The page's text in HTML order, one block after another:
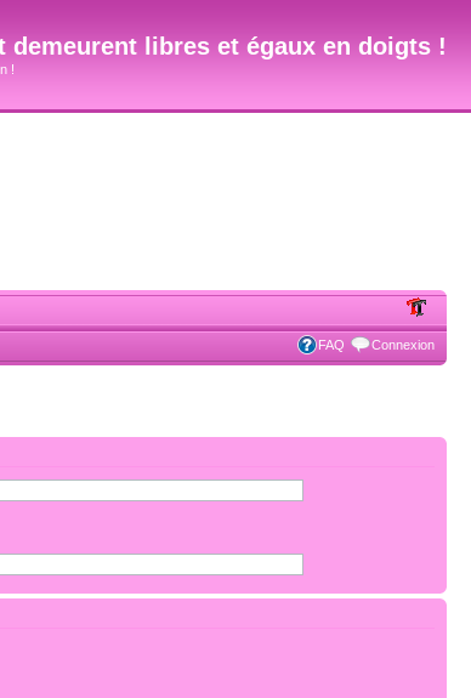
demeurent libres et égaux en doigts !
!
FAQ Connexion